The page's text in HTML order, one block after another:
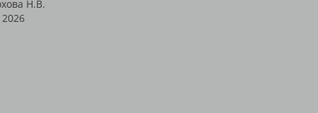
Н.В.
2026